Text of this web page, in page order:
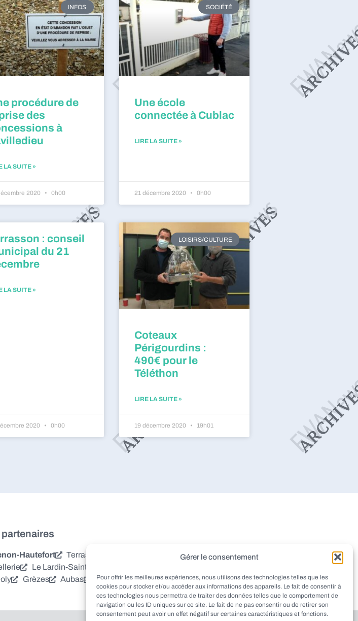
Gérer le consentement
Pour offrir les meilleures expériences, nous utilisons des technologies telles que les
cookies pour stocker et/ou accéder aux informations des appareils. Le fait de consentir à
ces technologies nous permettra de traiter des données telles que le comportement de
navigation ou les ID uniques sur ce site. Le fait de ne pas consentir ou de retirer son
consentement peut avoir un effet négatif sur certaines caractéristiques et fonctions.
INFOS
procédure de
des
à
LA SUITE »
2020 0h00
SOCIÉTÉ
Une école
connectée à Cublac
LIRE LA SUITE »
21 décembre 2020 0h00
: conseil
du 21
LA SUITE »
2020 0h00
LOISIRS/CULTURE
Coteaux
Périgourdins :
490€ pour le
Téléthon
LIRE LA SUITE »
19 décembre 2020 19h01
Hautefort Terrasson-Lavilledieu Montignac
Pazayac
Le Lardin-Saint-Lazare
Grèzes Aubas VillacAzerat LadornacTourtoirac